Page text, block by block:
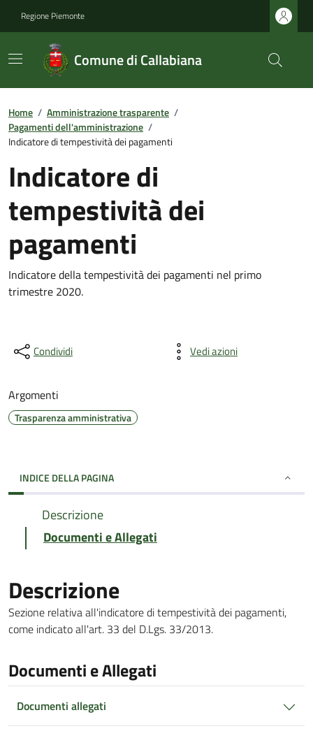
Regione Piemonte
Comune di Callabiana
Home / Amministrazione trasparente /
Pagamenti dell'amministrazione /
Indicatore di tempestività dei pagamenti
Indicatore di
tempestività dei
pagamenti
Indicatore della tempestività dei pagamenti nel primo
trimestre 2020.
Condividi Vedi azioni
Argomenti
Trasparenza amministrativa
INDICE DELLA PAGINA
Descrizione
Documenti e Allegati
Descrizione
Sezione relativa all'indicatore di tempestività dei pagamenti,
come indicato all'art. 33 del D.Lgs. 33/2013.
Documenti e Allegati
Documenti allegati